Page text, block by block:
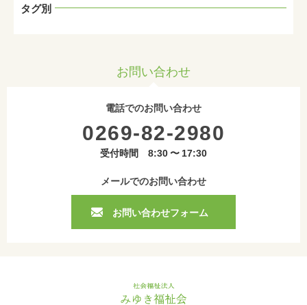
タグ別
お問い合わせ
電話でのお問い合わせ
0269-82-2980
受付時間 8:30 〜 17:30
メールでのお問い合わせ
お問い合わせフォーム